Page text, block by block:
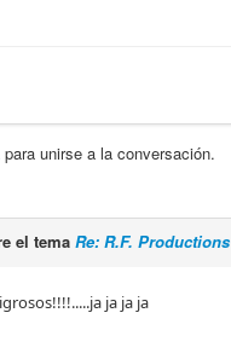
para unirse a la conversación.
el temaRe: R.F. Productions
ja ja ja